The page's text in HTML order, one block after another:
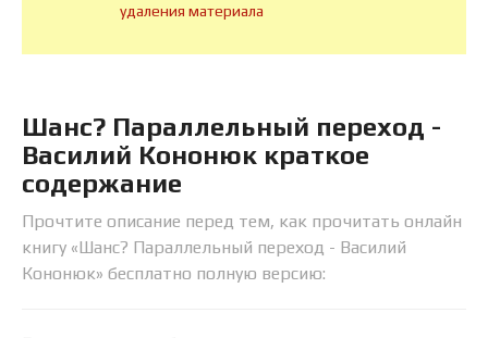
удаления материала
Шанс? Параллельный переход -
Василий Кононюк краткое
содержание
Прочтите описание перед тем, как прочитать онлайн
книгу «Шанс? Параллельный переход - Василий
Кононюк» бесплатно полную версию: